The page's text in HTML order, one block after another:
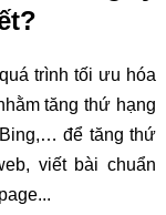
trình tối ưu hóa
tăng thứ hạng
để tăng thứ
viết bài chuẩn